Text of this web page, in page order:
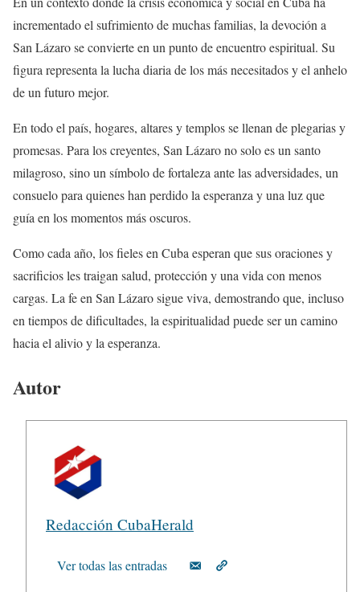
incrementado el sufrimiento de muchas familias, la devoción a
San Lázaro se convierte en un punto de encuentro espiritual. Su
figura representa la lucha diaria de los más necesitados y el anhelo
de un futuro mejor.
En todo el país, hogares, altares y templos se llenan de plegarias y
promesas. Para los creyentes, San Lázaro no solo es un santo
milagroso, sino un símbolo de fortaleza ante las adversidades, un
consuelo para quienes han perdido la esperanza y una luz que
guía en los momentos más oscuros.
Como cada año, los fieles en Cuba esperan que sus oraciones y
sacrificios les traigan salud, protección y una vida con menos
cargas. La fe en San Lázaro sigue viva, demostrando que, incluso
en tiempos de dificultades, la espiritualidad puede ser un camino
hacia el alivio y la esperanza.
Autor
Redacción CubaHerald
Ver todas las entradas